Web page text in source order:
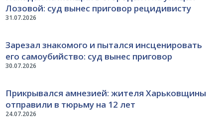
31.07.2026
Лозовой: суд вынес приговор рецидивисту
30.07.2026
Зарезал знакомого и пытался инсценировать
его самоубийство: суд вынес приговор
24.07.2026
Прикрывался амнезией: жителя Харьковщины
отправили в тюрьму на 12 лет